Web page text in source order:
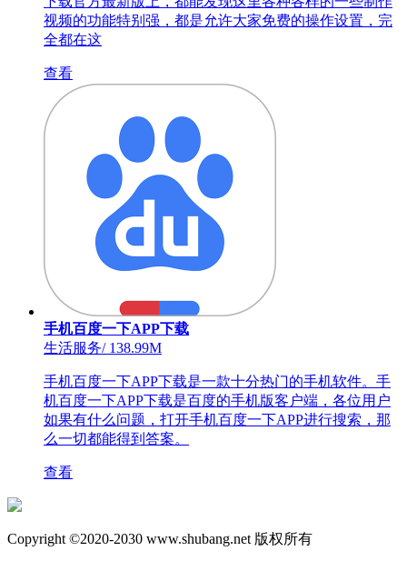
视频的功能特别强，都是允许大家免费的操作设置，完
全都在这
查看
手机百度一下APP下载
生活服务/138.99M
手机百度一下APP下载是一款十分热门的手机软件。手
机百度一下APP下载是百度的手机版客户端，各位用户
如果有什么问题，打开手机百度一下APP进行搜索，那
么一切都能得到答案。
查看
Copyright ©2020-2030 www.shubang.net 版权所有